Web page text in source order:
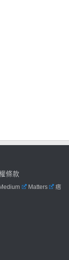
條款
Medium Matters
痞